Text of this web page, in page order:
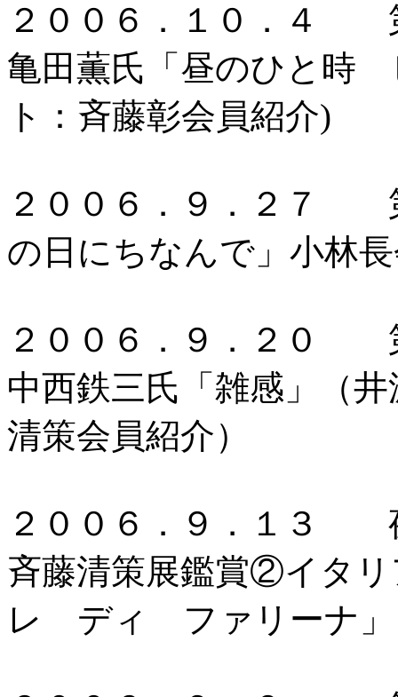
２００６．１０．４
亀田薫氏「昼のひと時
ト：斉藤彰会員紹介)
２００６．９．２７
の日にちなんで」小林
２００６．９．２０
中西鉄三氏「雑感」（
清策会員紹介）
２００６．９．１３
斉藤清策展鑑賞②イタ
レ ディ ファリーナ」